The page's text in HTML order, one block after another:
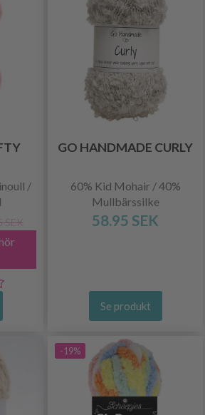
/
SEK
GO HANDMADE CURLY
60% Kid Mohair / 40%
Mullbärssilke
58.95 SEK
Se produkt
-19%